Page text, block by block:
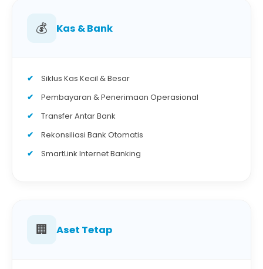
💰 Kas & Bank
Siklus Kas Kecil & Besar
Pembayaran & Penerimaan Operasional
Transfer Antar Bank
Rekonsiliasi Bank Otomatis
SmartLink Internet Banking
🏢 Aset Tetap